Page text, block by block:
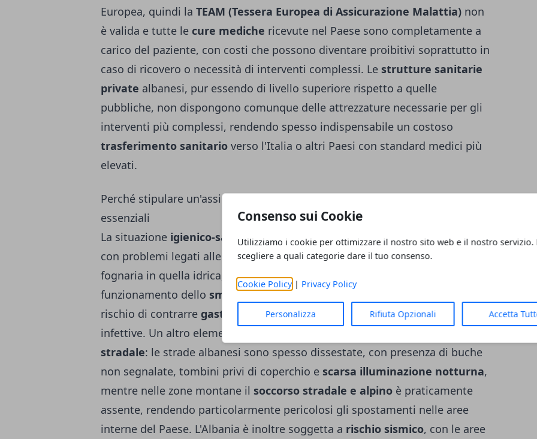
Consenso sui Cookie
Utilizziamo i cookie per ottimizzare il nostro sito web e il nostro servizio.
scegliere a quali categorie dare il tuo consenso.
Cookie Policy| Privacy Policy
Personalizza Rifiuta Opzionali Accetta
Europea, quindi la TEAM (Tessera Europea di Assicurazione Malattia) non
è valida e tutte le cure mediche ricevute nel Paese sono completamente a
carico del paziente, con costi che possono diventare proibitivi soprattutto in
caso di ricovero o necessità di interventi complessi. Le strutture sanitarie
private albanesi, pur essendo di livello superiore rispetto a quelle
pubbliche, non dispongono comunque delle attrezzature necessarie per gli
interventi più complessi, rendendo spesso indispensabile un costoso
trasferimento sanitario verso l'Italia o altri Paesi con standard medici più
elevati.
Perché stipulare un'assicurazione viaggio per l'Albania: rischi e coperture
essenziali
La situazione igienico-sanitariain Albania presenta ancora diverse criticità,
con problemi legati alle fogne a cielo aperto, alle infiltrazioni della rete
fognaria in quella idrica, all'insufficiente erogazione di acqua e al cattivo
funzionamento dello smaltimento dei rifiuti
rischio di contrarre gastroenteriti, salmonellosi, epatitie altre patologie
infettive. Un altro elemento di rischio significativo riguarda la
stradale: le strade albanesi sono spesso dissestate, con presenza di buche
non segnalate, tombini privi di coperchio e scarsa illuminazione notturna,
mentre nelle zone montane il soccorso stradale e alpino è praticamente
assente, rendendo particolarmente pericolosi gli spostamenti nelle aree
interne del Paese. L'Albania è inoltre soggetta a rischio sismico, con le aree